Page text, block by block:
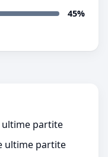
45%
ultime partite
ultime partite